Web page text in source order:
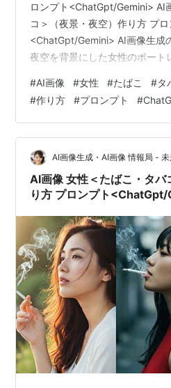
ロンプト<ChatGpt/Gemini> AI
コ＞（夜景・夜空）作り方 プロ
<ChatGpt/Gemini> AI画像生成
夜空を背景にした女性のポート
です。特に、美しい夕日が沈ん
ら夜空へと移り変わる時間帯や
たたずむ姿は、見る人の心を強
ています。さらに、そこにたば
出が加わることで、気だるげで
界観を表現することが…
#AI画像 #女性 #たばこ #タ
#作り方 #プロンプト #
AI画像生成・AI画像 情報局 - 未
AI画像 女性＜たばこ・タ
り方 プロンプト